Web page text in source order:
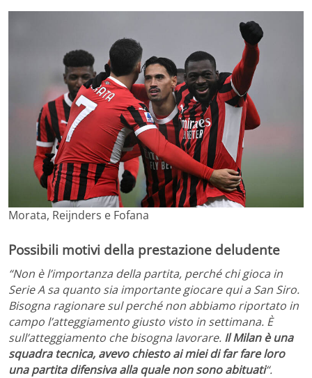
Morata, Reijnders e Fofana
Possibili motivi della prestazione deludente
“Non è l’importanza della partita, perché chi gioca in
Serie A sa quanto sia importante giocare qui a San Siro.
Bisogna ragionare sul perché non abbiamo riportato in
campo l’atteggiamento giusto visto in settimana. È
sull’atteggiamento che bisogna lavorare. Il Milan è una
squadra tecnica, avevo chiesto ai miei di far fare loro
una partita difensiva alla quale non sono abituati“.